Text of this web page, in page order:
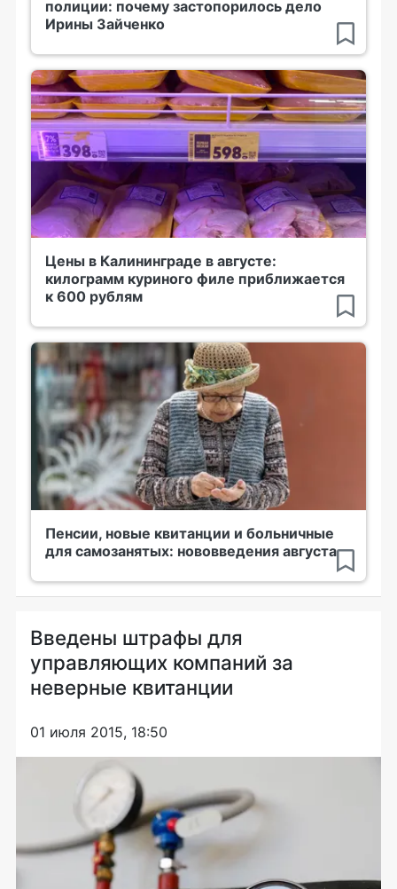
полиции: почему застопорилось дело
Ирины Зайченко
Цены в Калининграде в августе:
килограмм куриного филе приближается
к 600 рублям
Пенсии, новые квитанции и больничные
для самозанятых: нововведения августа
Введены штрафы для
управляющих компаний за
неверные квитанции
01 июля 2015, 18:50